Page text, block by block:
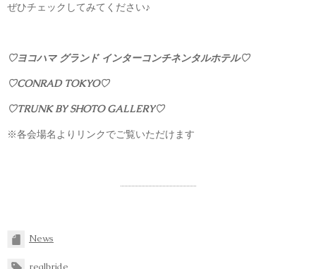
ぜひチェックしてみてください♪
♡ヨコハマ グランド インターコンチネンタルホテル♡
♡CONRAD TOKYO♡
♡TRUNK BY SHOTO GALLERY♡
※各会場名よりリンクでご覧いただけます
News
realbride